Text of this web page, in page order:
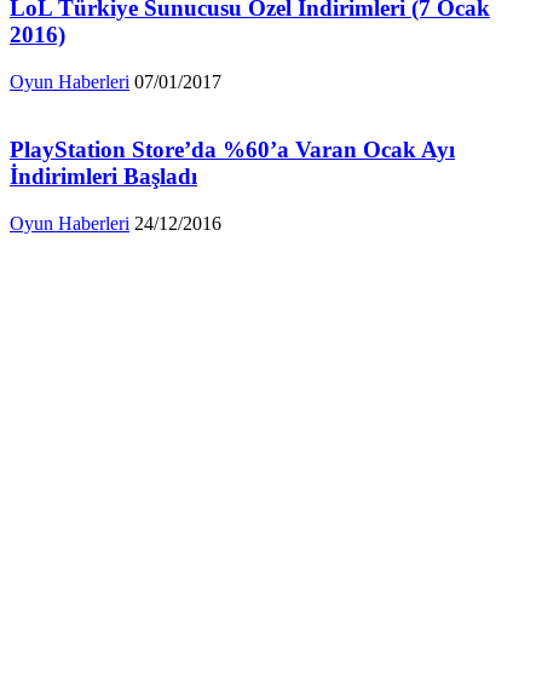
LoL Türkiye Sunucusu Özel İndirimleri (7 Ocak
2016)
Oyun Haberleri 07/01/2017
PlayStation Store’da %60’a Varan Ocak Ayı
İndirimleri Başladı
Oyun Haberleri 24/12/2016